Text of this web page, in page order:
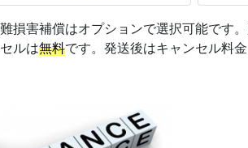
損害補償はオプションで選択可能です
ルは無料です。発送後はキャンセル料